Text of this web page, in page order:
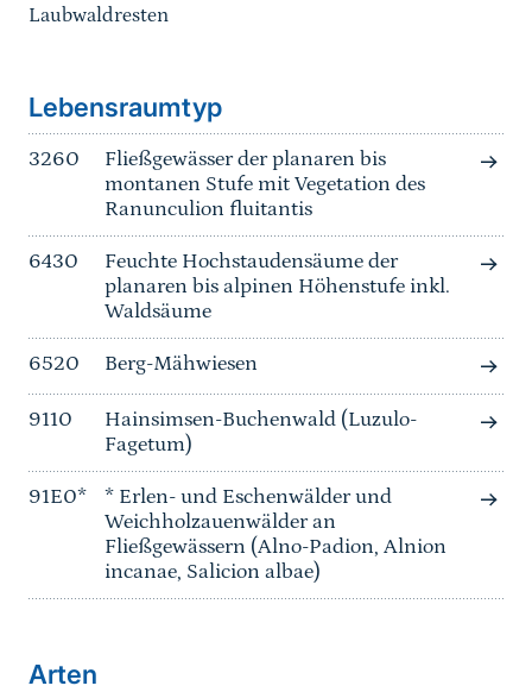
Laubwaldresten
Lebensraumtyp
3260
Fließgewässer der planaren bis
montanen Stufe mit Vegetation des
Ranunculion fluitantis
6430
Feuchte Hochstaudensäume der
planaren bis alpinen Höhenstufe inkl.
Waldsäume
6520 Berg-Mähwiesen
9110
Hainsimsen-Buchenwald (Luzulo-
Fagetum)
91E0*
* Erlen- und Eschenwälder und
Weichholzauenwälder an
Fließgewässern (Alno-Padion, Alnion
incanae, Salicion albae)
Arten